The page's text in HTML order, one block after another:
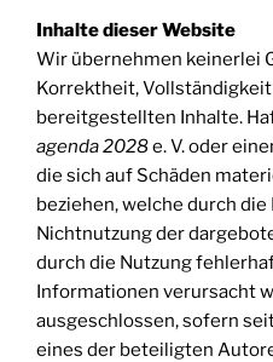
Inhalte dieser Website
Wir übernehmen keinerlei
Korrektheit,
bereitgestellten Inhalte.
agenda 2028e. V. oder
die sich auf Schäden
beziehen, welche durch
Nichtnutzung der
durch die Nutzung
Informationen verursacht
ausgeschlossen, sofern
eines der beteiligten